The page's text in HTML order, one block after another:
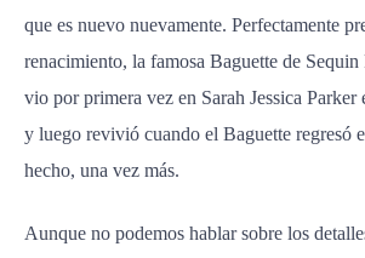
que es nuevo nuevamente. Perfectamente
renacimiento, la famosa Baguette de
vio por primera vez en Sarah Jessica
y luego revivió cuando el Baguette regresó
hecho, una vez más.
Aunque no podemos hablar sobre los